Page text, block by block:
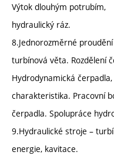
Výtok dlouhým potrubím,
hydraulický ráz.
8.Jednorozměrné
turbínová věta. Rozdělení
Hydrodynamická
charakteristika. Pracovní
čerpadla. Spolupráce
9.Hydraulické stroje –
energie, kavitace.